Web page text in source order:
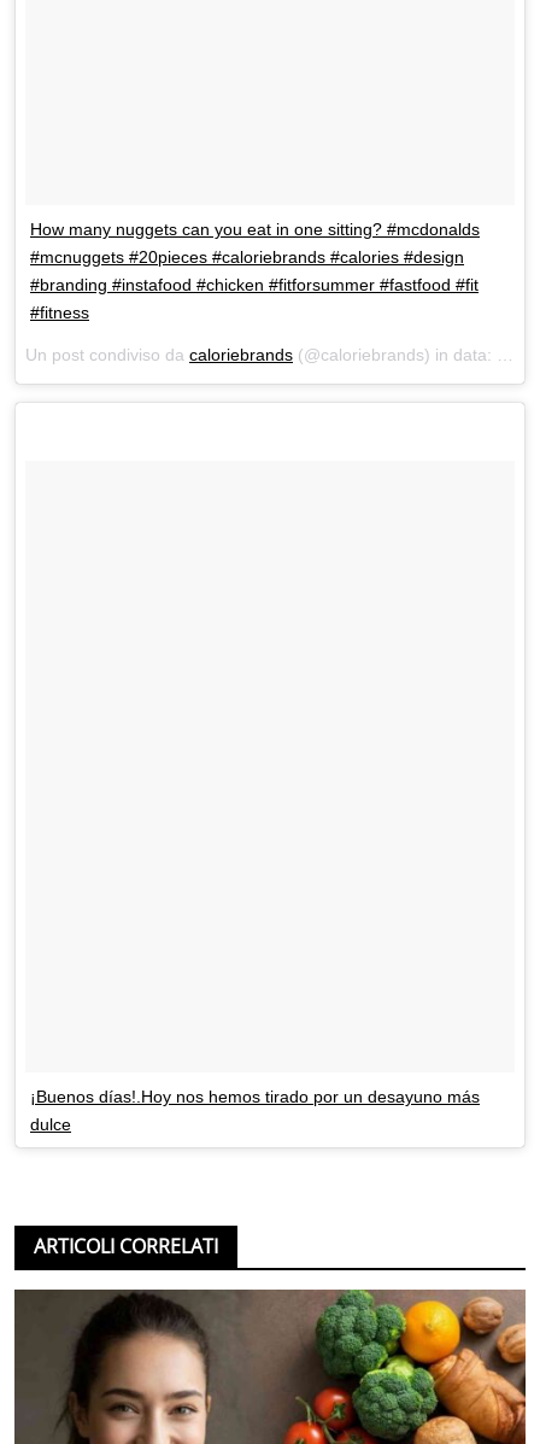
How many nuggets can you eat in one sitting? #mcdonalds
#mcnuggets #20pieces #caloriebrands #calories #design
#branding #instafood #chicken #fitforsummer #fastfood #fit
#fitness
Un post condiviso da caloriebrands (@caloriebrands) in data:
¡Buenos días!.Hoy nos hemos tirado por un desayuno más
dulce
ARTICOLI CORRELATI